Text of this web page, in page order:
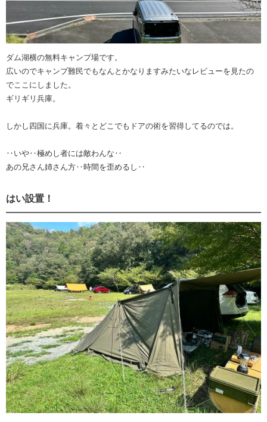
ダム湖横の無料キャンプ場です。
広いのでキャンプ難民でもなんとかなりますみたいなレビューを見たの
でここにしました。
ギリギリ兵庫。
しかし四国に兵庫。着々とどこでもドアの術を習得してるのでは。
‥いや‥極めし者には敵わんな‥
あの兄さん姉さん方‥時間を歪めるし‥
はい設置！